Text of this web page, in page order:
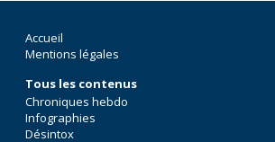
Accueil
Mentions légales
Tous les contenus
Chroniques hebdo
Infographies
Désintox